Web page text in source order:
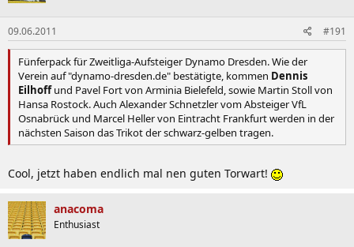
09.06.2011 #191
Fünferpack für Zweitliga-Aufsteiger Dynamo Dresden. Wie der
Verein auf "dynamo-dresden.de" bestätigte, kommen Dennis
Eilhoffund Pavel Fort von Arminia Bielefeld, sowie Martin Stoll von
Hansa Rostock. Auch Alexander Schnetzler vom Absteiger VfL
Osnabrück und Marcel Heller von Eintracht Frankfurt werden in der
nächsten Saison das Trikot der schwarz-gelben tragen.
Cool, jetzt haben endlich mal nen guten Torwart!
anacoma
Enthusiast